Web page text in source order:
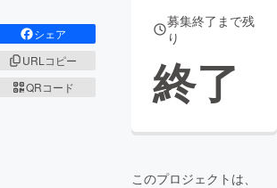
シェア
URLコピー
QRコード
募集終了まで残
り
終了
このプロジェクトは、